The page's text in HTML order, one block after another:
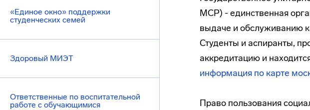
«Единое окно» поддержки
студенческих семей
Здоровый МИЭТ
Ответственные по воспитательной
работе с обучающимися
МСР) - единственная
выдаче и обслуживанию
Студенты и аспиранты,
аккредитацию и
информация по карте
Право пользования